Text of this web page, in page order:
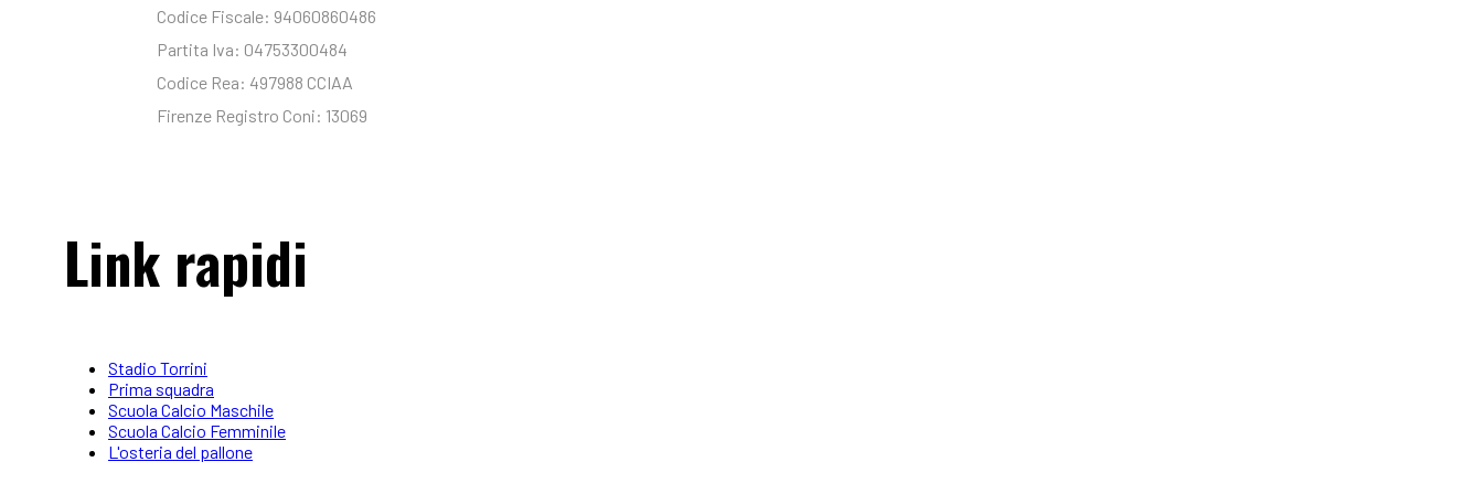
Codice Fiscale: 94060860486
Partita Iva: 04753300484
Codice Rea: 497988 CCIAA
Firenze Registro Coni: 13069
Link rapidi
Stadio Torrini
Prima squadra
Scuola Calcio Maschile
Scuola Calcio Femminile
L'osteria del pallone